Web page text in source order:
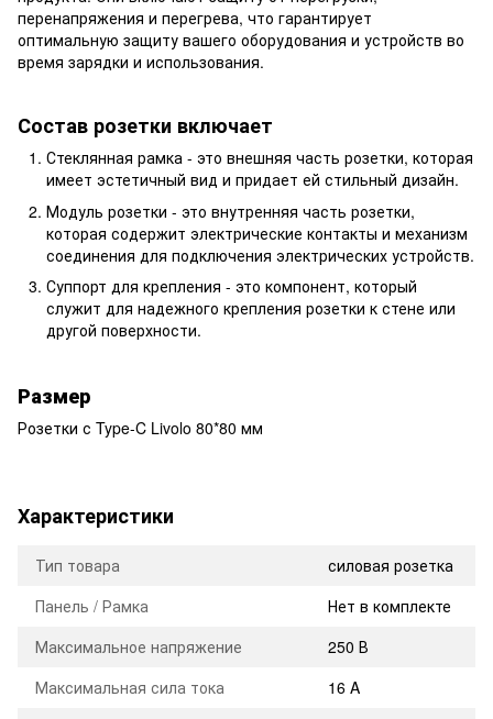
перенапряжения и перегрева, что гарантирует
оптимальную защиту вашего оборудования и устройств во
время зарядки и использования.
Состав розетки включает
Стеклянная рамка - это внешняя часть розетки, которая
имеет эстетичный вид и придает ей стильный дизайн.
Модуль розетки - это внутренняя часть розетки,
которая содержит электрические контакты и механизм
соединения для подключения электрических устройств.
Суппорт для крепления - это компонент, который
служит для надежного крепления розетки к стене или
другой поверхности.
Размер
Розетки с Type-C Livolo 80*80 мм
Характеристики
Тип товара
силовая розетка
Панель / Рамка
Нет в комплекте
Максимальное напряжение
250 В
Максимальная сила тока
16 A